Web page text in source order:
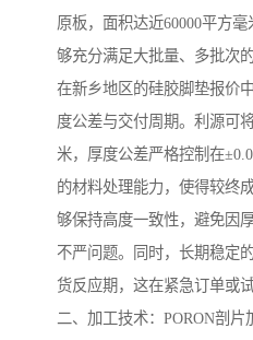
原板，面积达近60000平方
够充分满足大批量、多批次
在新乡地区的硅胶脚垫报价
度公差与交付周期。利源可
米，厚度公差严格控制在
的材料处理能力，使得较终
够保持高度一致性，避免因
不严问题。同时，长期稳定
货反应期，这在紧急订单或
二、加工技术：PORON剖